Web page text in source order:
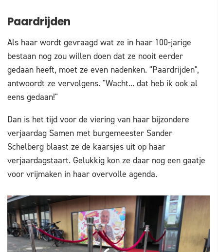
Paardrijden
Als haar wordt gevraagd wat ze in haar 100-jarige
bestaan nog zou willen doen dat ze nooit eerder
gedaan heeft, moet ze even nadenken. "Paardrijden",
antwoordt ze vervolgens. "Wacht... dat heb ik ook al
eens gedaan!"
Dan is het tijd voor de viering van haar bijzondere
verjaardag Samen met burgemeester Sander
Schelberg blaast ze de kaarsjes uit op haar
verjaardagstaart. Gelukkig kon ze daar nog een gaatje
voor vrijmaken in haar overvolle agenda.